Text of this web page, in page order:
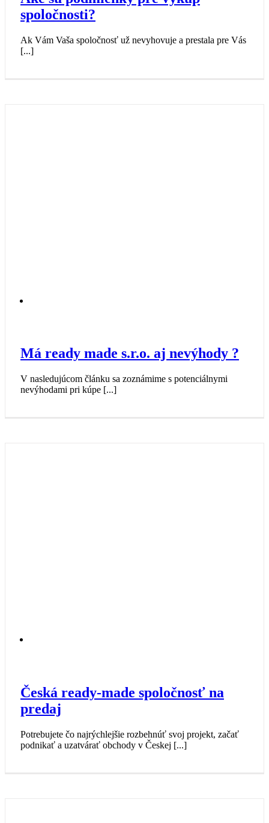
spoločnosti?
Ak Vám Vaša spoločnosť už nevyhovuje a prestala pre Vás
[...]
Má ready made s.r.o. aj nevýhody ?
V nasledujúcom článku sa zoznámime s potenciálnymi
nevýhodami pri kúpe [...]
Česká ready-made spoločnosť na
predaj
Potrebujete čo najrýchlejšie rozbehnúť svoj projekt, začať
podnikať a uzatvárať obchody v Českej [...]